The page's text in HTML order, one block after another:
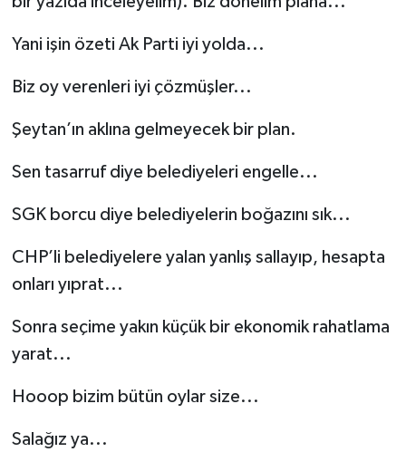
Yani işin özeti Ak Parti iyi yolda...
Biz oy verenleri iyi çözmüşler...
Şeytan’ın aklına gelmeyecek bir plan.
Sen tasarruf diye belediyeleri engelle...
SGK borcu diye belediyelerin boğazını sık...
CHP’li belediyelere yalan yanlış sallayıp, hesapta
onları yıprat...
Sonra seçime yakın küçük bir ekonomik rahatlama
yarat...
Hooop bizim bütün oylar size...
Salağız ya...